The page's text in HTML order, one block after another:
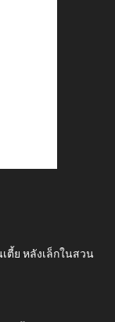
ตี้ย หลังเล็กในสวน